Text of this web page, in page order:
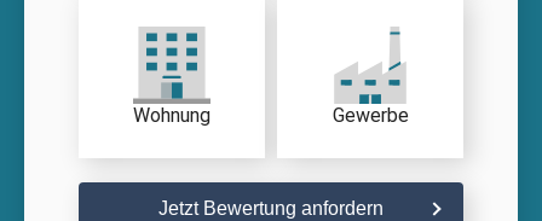
Wohnung Gewerbe
Jetzt Bewertung anfordern